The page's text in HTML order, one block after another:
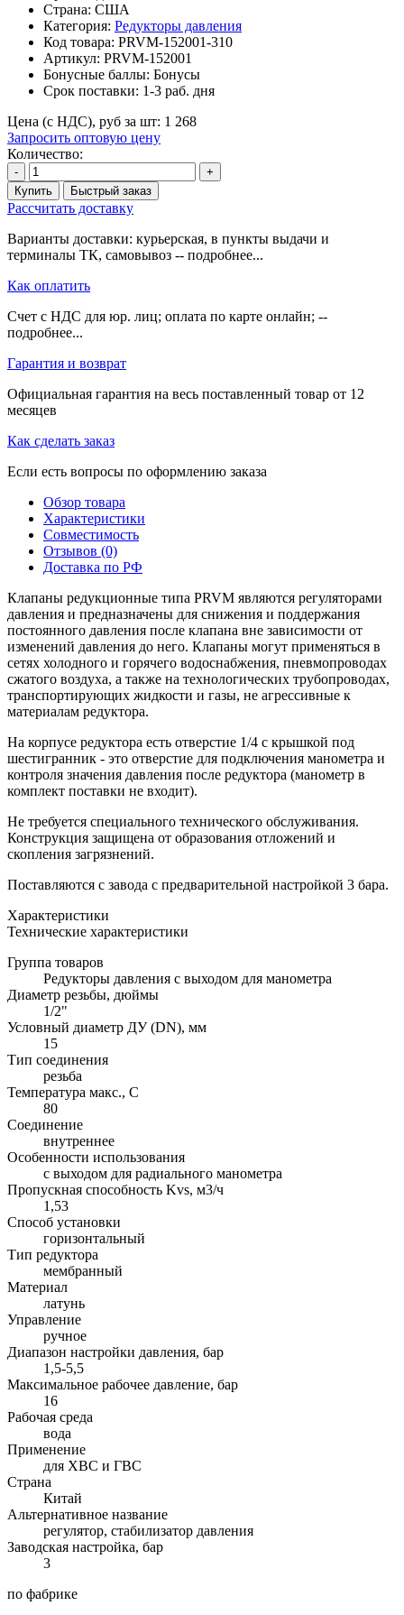
Страна: США
Категория: Редукторы давления
Код товара: PRVM-152001-310
Артикул: PRVM-152001
Бонусные баллы: Бонусы
Срок поставки: 1-3 раб. дня
Цена (с НДС), руб за шт: 1 268
Запросить оптовую цену
Количество:
-
+
Купить
Быстрый заказ
Рассчитать доставку
Варианты доставки: курьерская, в пункты выдачи и
терминалы ТК, самовывоз -- подробнее...
Как оплатить
Счет с НДС для юр. лиц; оплата по карте онлайн; --
подробнее...
Гарантия и возврат
Официальная гарантия на весь поставленный товар от 12
месяцев
Как сделать заказ
Если есть вопросы по оформлению заказа
Обзор товара
Характеристики
Совместимость
Отзывов (0)
Доставка по РФ
Клапаны редукционные типа PRVM являются регуляторами
давления и предназначены для снижения и поддержания
постоянного давления после клапана вне зависимости от
изменений давления до него. Клапаны могут применяться в
сетях холодного и горячего водоснабжения, пневмопроводах
сжатого воздуха, а также на технологических трубопроводах,
транспортирующих жидкости и газы, не агрессивные к
материалам редуктора.
На корпусе редуктора есть отверстие 1/4 с крышкой под
шестигранник - это отверстие для подключения манометра и
контроля значения давления после редуктора (манометр в
комплект поставки не входит).
Не требуется специального технического обслуживания.
Конструкция защищена от образования отложений и
скопления загрязнений.
Поставляются с завода с предварительной настройкой 3 бара.
Характеристики
Технические характеристики
Группа товаров
Редукторы давления с выходом для манометра
Диаметр резьбы, дюймы
1/2"
Условный диаметр ДУ (DN), мм
15
Тип соединения
резьба
Температура макс., С
80
Соединение
внутреннее
Особенности использования
с выходом для радиального манометра
Пропускная способность Kvs, м3/ч
1,53
Способ установки
горизонтальный
Тип редуктора
мембранный
Материал
латунь
Управление
ручное
Диапазон настройки давления, бар
1,5-5,5
Максимальное рабочее давление, бар
16
Рабочая среда
вода
Применение
для ХВС и ГВС
Страна
Китай
Альтернативное название
регулятор, стабилизатор давления
Заводская настройка, бар
3
по фабрике